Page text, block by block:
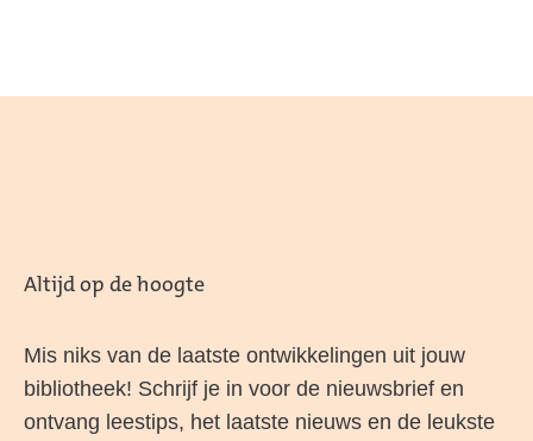
Altijd op de hoogte
Mis niks van de laatste ontwikkelingen uit jouw
bibliotheek! Schrijf je in voor de nieuwsbrief en
ontvang leestips, het laatste nieuws en de leukste